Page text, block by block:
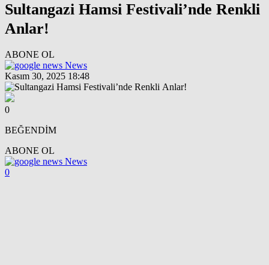
Sultangazi Hamsi Festivali’nde Renkli
Anlar!
ABONE OL
News
Kasım 30, 2025 18:48
0
BEĞENDİM
ABONE OL
News
0